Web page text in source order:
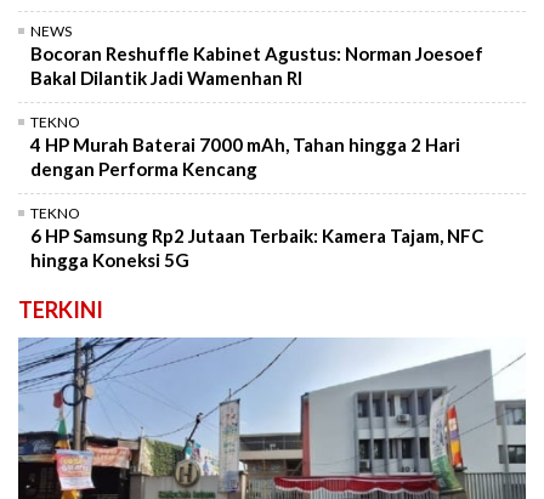
NEWS
Bocoran Reshuffle Kabinet Agustus: Norman Joesoef
Bakal Dilantik Jadi Wamenhan RI
TEKNO
4 HP Murah Baterai 7000 mAh, Tahan hingga 2 Hari
dengan Performa Kencang
TEKNO
6 HP Samsung Rp2 Jutaan Terbaik: Kamera Tajam, NFC
hingga Koneksi 5G
TERKINI